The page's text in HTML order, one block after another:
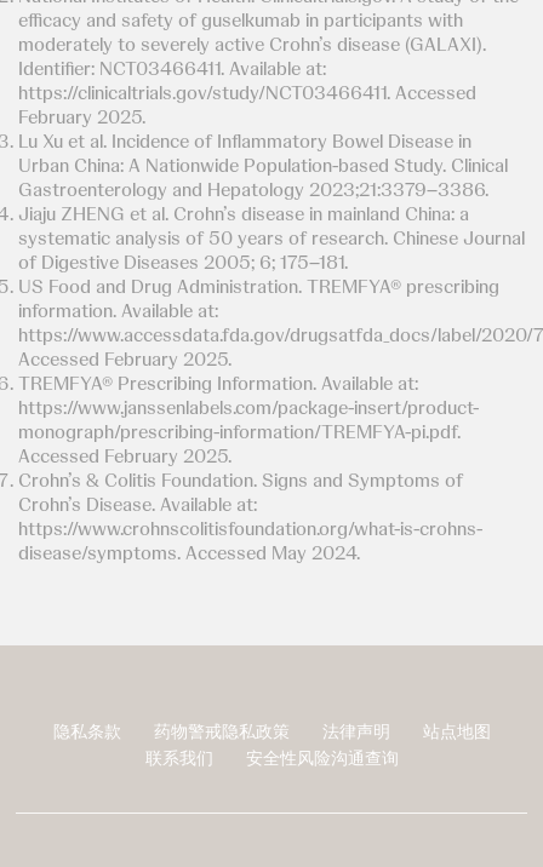
efficacy and safety of guselkumab in participants with
moderately to severely active Crohn’s disease (GALAXI).
Identifier: NCT03466411. Available at:
https://clinicaltrials.gov/study/NCT03466411. Accessed
February 2025.
Lu Xu et al. Incidence of Inflammatory Bowel Disease in
Urban China: A Nationwide Population-based Study. Clinical
Gastroenterology and Hepatology 2023;21:3379–3386.
Jiaju ZHENG et al. Crohn’s disease in mainland China: a
systematic analysis of 50 years of research. Chinese Journal
of Digestive Diseases 2005; 6; 175–181.
US Food and Drug Administration. TREMFYA® prescribing
information. Available at:
https://www.accessdata.fda.gov/drugsatfda_docs/label/2020/
Accessed February 2025.
TREMFYA® Prescribing Information. Available at:
https://www.janssenlabels.com/package-insert/product-
monograph/prescribing-information/TREMFYA-pi.pdf.
Accessed February 2025.
Crohn’s & Colitis Foundation. Signs and Symptoms of
Crohn’s Disease. Available at:
https://www.crohnscolitisfoundation.org/what-is-crohns-
disease/symptoms. Accessed May 2024.
隐私条款 药物警戒隐私政策 法律声明
站点地图
联系我们
安全性风险沟通查询